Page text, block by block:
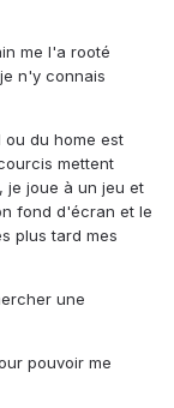
me l'a rooté
n'y connais
du home est
mettent
je joue à un jeu et
fond d'écran et le
plus tard mes
une
pouvoir me